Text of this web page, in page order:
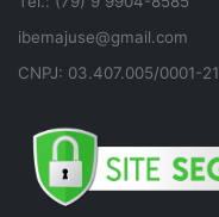
ibemajuse@gmail.com
CNPJ: 03.407.005/0001-21